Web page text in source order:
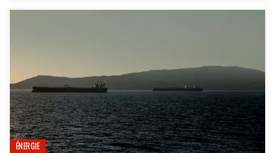
ÉNERGIE